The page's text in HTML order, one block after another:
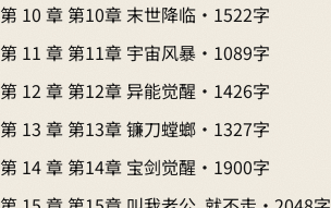
第 10 章 第10章 末世降临 · 1522字
第 11 章 第11章 宇宙风暴 · 1089字
第 12 章 第12章 异能觉醒 · 1426字
第 13 章 第13章 镰刀螳螂 · 1327字
第 14 章 第14章 宝剑觉醒 · 1900字